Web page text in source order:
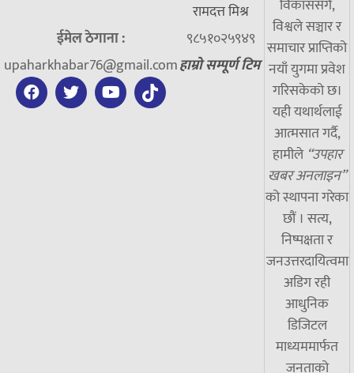
ईमेल ठेगाना :
upaharkhabar76@gmail.com
रामदत्त मिश्र
९८५१०२५९४९
हाम्रो सम्पूर्ण टिम
विकाससँगै,
विश्वले सञ्चार र
समाचार प्राप्तिको
नयाँ युगमा प्रवेश
गरिसकेको छ।
यही यथार्थलाई
आत्मसात गर्दै,
हामीले “उपहार
खबर अनलाइन”
को स्थापना गरेका
छौं । सत्य,
निष्पक्षता र
जनउत्तरदायित्वमा
अडिग रही
आधुनिक
डिजिटल
माध्यममार्फत